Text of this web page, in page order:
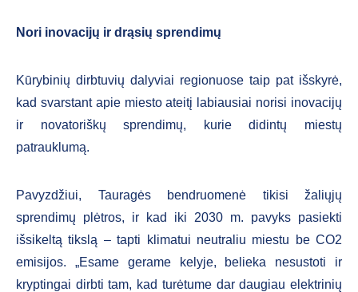
Nori inovacijų ir drąsių sprendimų
Kūrybinių dirbtuvių dalyviai regionuose taip pat išskyrė,
kad svarstant apie miesto ateitį labiausiai norisi inovacijų
ir novatoriškų sprendimų, kurie didintų miestų
patrauklumą.
Pavyzdžiui, Tauragės bendruomenė tikisi žaliųjų
sprendimų plėtros, ir kad iki 2030 m. pavyks pasiekti
išsikeltą tikslą – tapti klimatui neutraliu miestu be CO2
emisijos. „Esame gerame kelyje, belieka nesustoti ir
kryptingai dirbti tam, kad turėtume dar daugiau elektrinių